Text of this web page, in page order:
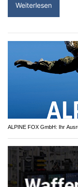
Weiterlesen
ALPINE FOX GmbH: Ihr